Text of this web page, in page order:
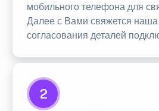
мобильного телефона для
Далее с Вами свяжется наша
согласования деталей
2